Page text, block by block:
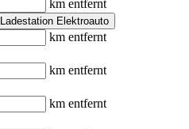
km entfernt
Ladestation Elektroauto
km entfernt
km entfernt
km entfernt